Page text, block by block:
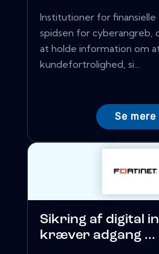
Institutioner for
spidsen for cyberangreb,
at holde information om
kundefortrolighed, si...
Se mere
Sikring af digital
kræver adgang ...